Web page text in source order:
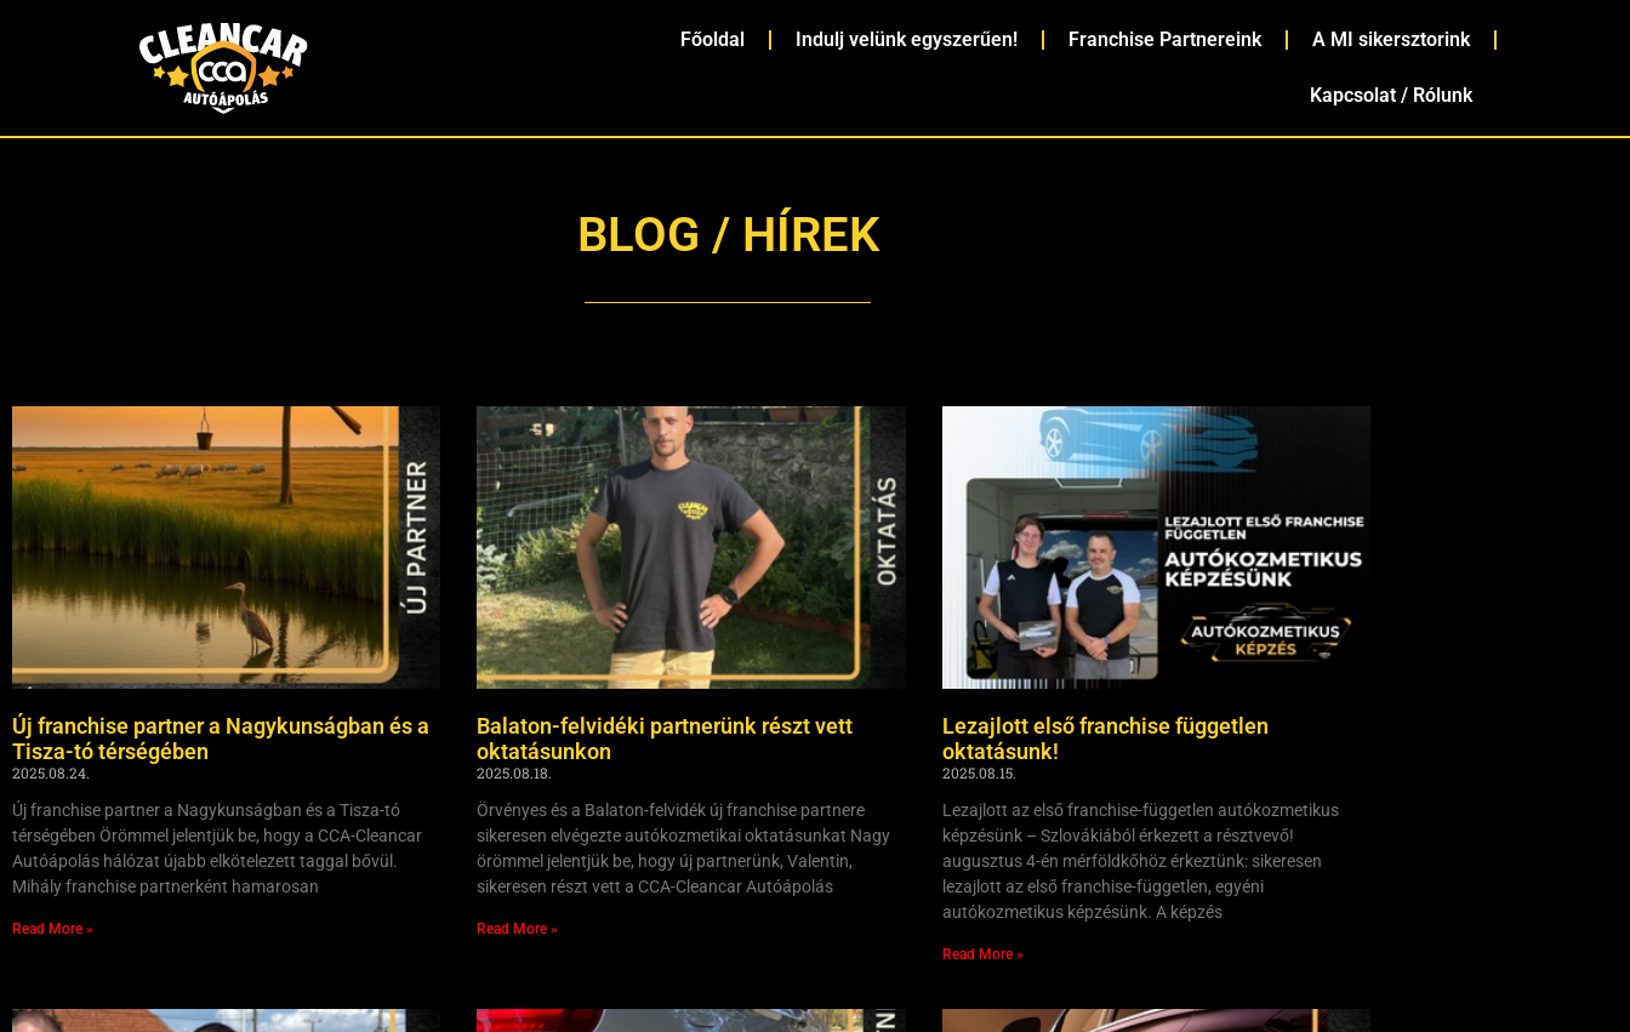
Főoldal Indulj velünk egyszerűen! Franchise Partnereink A MI sikersztorink
Kapcsolat / Rólunk
BLOG / HÍREK
Új franchise partner a Nagykunságban és a
Tisza-tó térségében
2025.08.24.
Új franchise partner a Nagykunságban és a Tisza-tó
térségében Örömmel jelentjük be, hogy a CCA-Cleancar
Autóápolás hálózat újabb elkötelezett taggal bővül.
Mihály franchise partnerként hamarosan
Read More »
Balaton-felvidéki partnerünk részt vett
oktatásunkon
2025.08.18.
Örvényes és a Balaton-felvidék új franchise partnere
sikeresen elvégezte autókozmetikai oktatásunkat Nagy
örömmel jelentjük be, hogy új partnerünk, Valentin,
sikeresen részt vett a CCA-Cleancar Autóápolás
Read More »
Lezajlott első franchise független
oktatásunk!
2025.08.15.
Lezajlott az első franchise-független autókozmetikus
képzésünk – Szlovákiából érkezett a résztvevő!
augusztus 4-én mérföldkőhöz érkeztünk: sikeresen
lezajlott az első franchise-független, egyéni
autókozmetikus képzésünk. A képzés
Read More »